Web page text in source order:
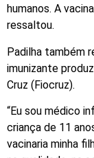
humanos. A
ressaltou.
Padilha também
imunizante
Cruz (Fiocruz).
“Eu sou médico
criança de 11
vacinaria minha